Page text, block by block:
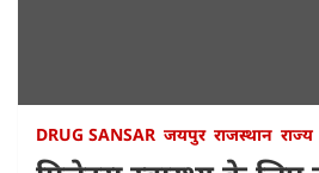
DRUG SANSAR जयपुर राजस्थान राज्य